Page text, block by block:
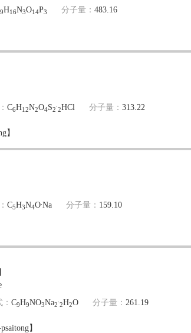
9H16N3O14P3 分子量： 483.16
C6H12N2O4S2 2HCl 分子量： 313.22
】
C5H3N4O Na 分子量： 159.10
C9H9NO3Na2 2H2O 分子量： 261.19
】